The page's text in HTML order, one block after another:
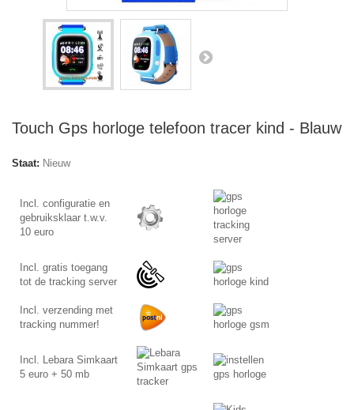
Touch Gps horloge telefoon tracer kind - Blauw
Staat: Nieuw
Incl. configuratie en
gebruiksklaar t.w.v.
10 euro
Incl. gratis toegang
tot de tracking server
Incl. verzending met
tracking nummer!
Incl. Lebara Simkaart
5 euro + 50 mb